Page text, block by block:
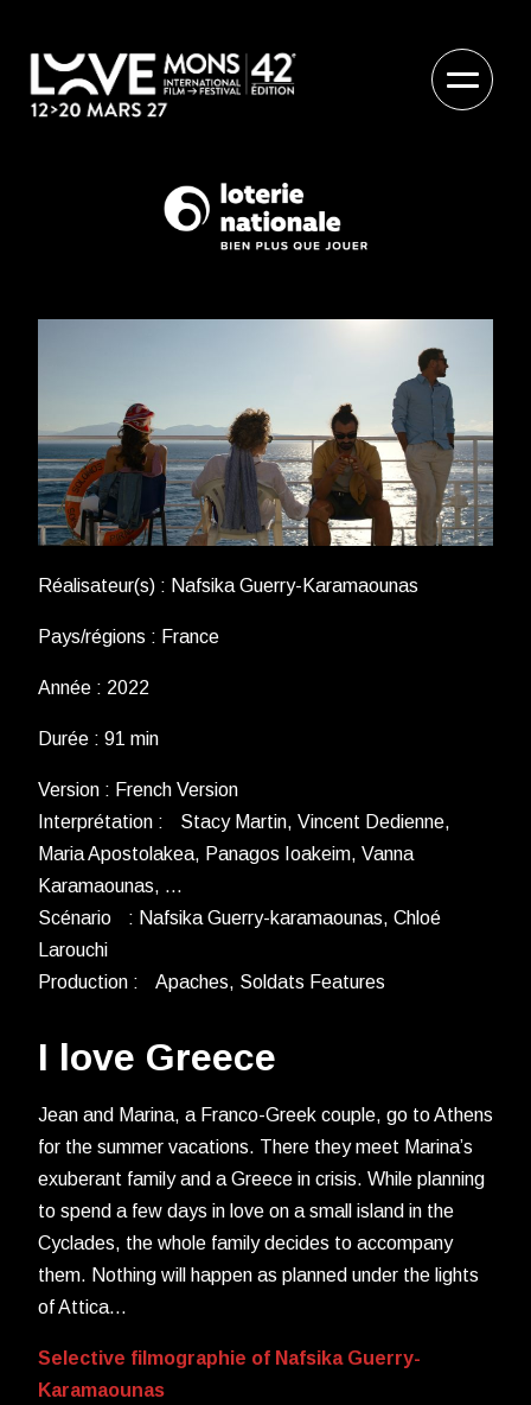
Réalisateur(s) : Nafsika Guerry-Karamaounas
Pays/régions : France
Année : 2022
Durée : 91 min
Version : French Version
Interprétation : Stacy Martin, Vincent Dedienne,
Maria Apostolakea, Panagos Ioakeim, Vanna
Karamaounas, …
Scénario : Nafsika Guerry-karamaounas, Chloé
Larouchi
Production : Apaches, Soldats Features
I love Greece
Jean and Marina, a Franco-Greek couple, go to Athens
for the summer vacations. There they meet Marina’s
exuberant family and a Greece in crisis. While planning
to spend a few days in love on a small island in the
Cyclades, the whole family decides to accompany
them. Nothing will happen as planned under the lights
of Attica…
Selective filmographie of Nafsika Guerry-
Karamaounas